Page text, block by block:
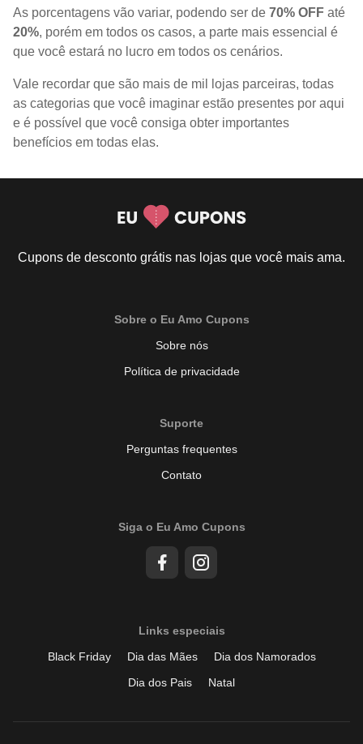
As porcentagens vão variar, podendo ser de 70% OFF até
20%, porém em todos os casos, a parte mais essencial é
que você estará no lucro em todos os cenários.
Vale recordar que são mais de mil lojas parceiras, todas
as categorias que você imaginar estão presentes por aqui
e é possível que você consiga obter importantes
benefícios em todas elas.
Cupons de desconto grátis nas lojas que você mais ama.
Sobre o Eu Amo Cupons
Sobre nós
Política de privacidade
Suporte
Perguntas frequentes
Contato
Siga o Eu Amo Cupons
Links especiais
Black Friday
Dia das Mães
Dia dos Namorados
Dia dos Pais
Natal